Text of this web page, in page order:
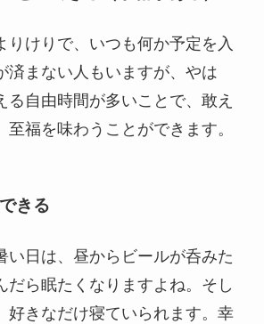
りけりで、いつも何か予定を入
済まない人もいますが、やは
る自由時間が多いことで、敢え
至福を味わうことができます。
きる
い日は、昼からビールが呑みた
だら眠たくなりますよね。そし
好きなだけ寝ていられます。幸